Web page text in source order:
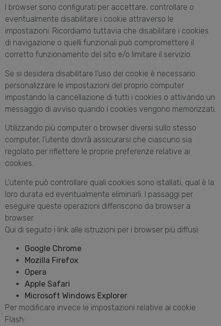
I browser sono configurati per accettare, controllare o
eventualmente disabilitare i cookie attraverso le
impostazioni. Ricordiamo tuttavia che disabilitare i cookies
di navigazione o quelli funzionali può compromettere il
corretto funzionamento del sito e/o limitare il servizio.
Se si desidera disabilitare l’uso dei cookie è necessario
personalizzare le impostazioni del proprio computer
impostando la cancellazione di tutti i cookies o attivando un
messaggio di avviso quando i cookies vengono memorizzati.
Utilizzando più computer o browser diversi sullo stesso
computer, l’utente dovrà assicurarsi che ciascuno sia
regolato per riflettere le proprie preferenze relative ai
cookies.
L’utente può controllare quali cookies sono istallati, qual è la
loro durata ed eventualmente eliminarli. I passaggi per
eseguire queste operazioni differiscono da browser a
browser.
Qui di seguito i link alle istruzioni per i browser più diffusi:
Google Chrome
Mozilla Firefox
Opera
Apple Safari
Microsoft Windows Explorer
Per modificare invece le impostazioni relative ai cookie
Flash: